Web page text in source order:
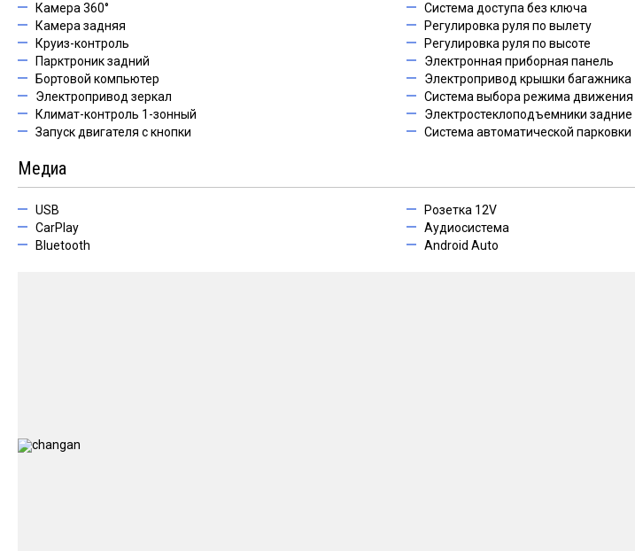
Камера 360°
Камера задняя
Круиз-контроль
Парктроник задний
Бортовой компьютер
Электропривод зеркал
Климат-контроль 1-зонный
Запуск двигателя с кнопки
Система доступа без ключа
Регулировка руля по вылету
Регулировка руля по высоте
Электронная приборная панель
Электропривод крышки багажника
Система выбора режима движения
Электростеклоподъемники задние
Система автоматической парковки
Медиа
USB
CarPlay
Bluetooth
Розетка 12V
Аудиосистема
Android Auto